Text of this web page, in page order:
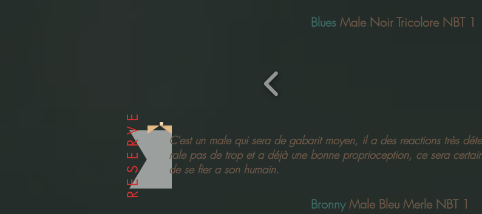
Blues Male Noir Tricolore NBT 1
C'est un male qui sera de gabarit moyen, il a des reactions très
rale pas de trop et a déjà une bonne proprioception, ce sera
de se fier a son humain.
RESERVE
BronnyMale Bleu Merle NBT 1